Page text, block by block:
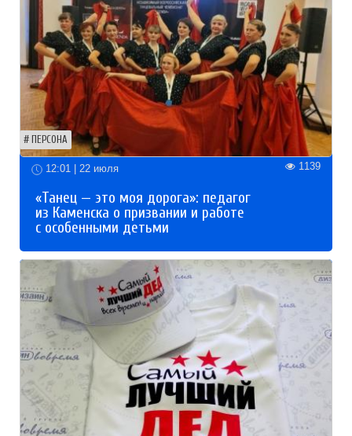
ПЕРСОНА
12:01 | 22 июля 1139
«Танец — это моя дорога»: педагог
из Каменска о призвании и работе
с особенными детьми